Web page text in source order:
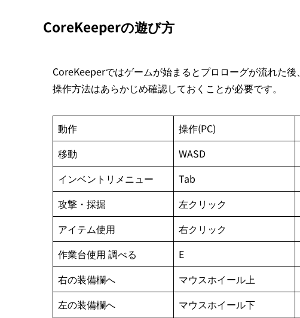
CoreKeeperの遊び方
CoreKeeperではゲームが始まるとプロローグが流れた
操作方法はあらかじめ確認しておくことが必要です。
動作 操作(PC)
移動
WASD
インベントリメニュー
Tab
攻撃・採掘
左クリック
アイテム使用
右クリック
作業台使用 調べる
E
右の装備欄へ
マウスホイール上
左の装備欄へ
マウスホイール下